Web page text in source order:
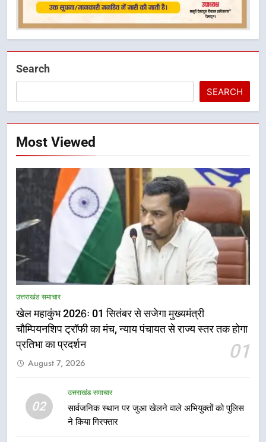
Search
SEARCH
Most Viewed
उत्तराखंड समाचार
खेल महाकुंभ 2026ः 01 सितंबर से सजेगा मुख्यमंत्री
चौम्पियनशिप ट्रॉफी का मंच, न्याय पंचायत से राज्य स्तर तक होगा
प्रतिभा का प्रदर्शन
01
August 7, 2026
02
उत्तराखंड समाचार
सार्वजनिक स्थान पर जुआ खेलने वाले अभियुक्तों को पुलिस
ने किया गिरफ्तार
5
धामी ने उत्कृष्ट बुनकरों और हस्तशिल्प
कारीगरों को किया सम्मानित
उत्तराखंड समाचार
6
फेरबदल, नई कार्यकारिणी और समितियों
का गठन
उत्तराखंड समाचार